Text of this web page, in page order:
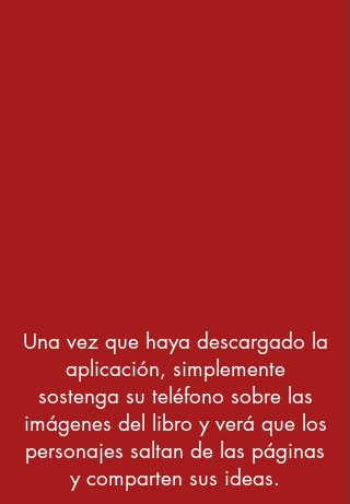
Una vez que haya descargado la
aplicación, simplemente
sostenga su teléfono sobre las
imágenes del libro y verá que los
personajes saltan de las páginas
y comparten sus ideas.